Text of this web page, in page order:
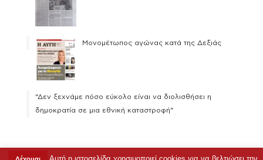
Μονομέτωπος αγώνας κατά της Δεξιάς
“Δεν ξεχνάμε πόσο εύκολο είναι να διολισθήσει η
δημοκρατία σε μια εθνική καταστροφή”